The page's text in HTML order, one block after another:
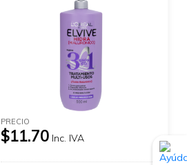
PRECIO
$11.70 Inc. IVA